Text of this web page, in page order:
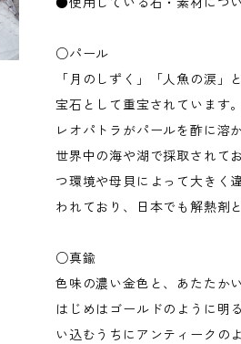
○パール
「月のしずく」「人魚の涙」
宝石として重宝されています
レオパトラがパールを酢に溶
世界中の海や湖で採取されて
つ環境や母貝によって大きく
われており、日本でも解熱剤
○真鍮
色味の濃い金色と、あたたか
はじめはゴールドのように明
い込むうちにアンティークの